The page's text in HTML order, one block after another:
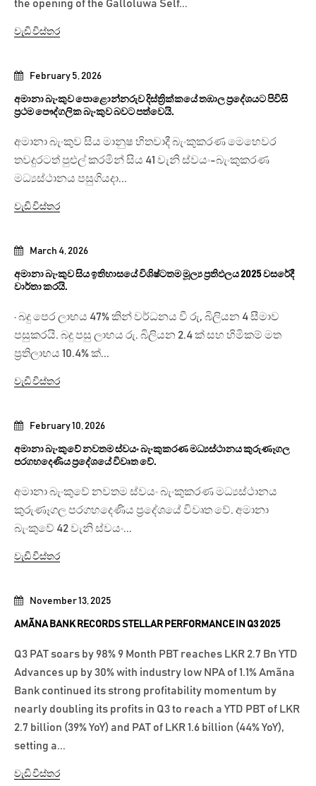
November 13, 2025
AMÃNA BANK RECORDS STELLAR PERFORMANCE IN Q3 2025
Q3 PAT soars by 98% 9 Month PBT reaches LKR 2.7 Bn YTD
Advances up by 30% with industry low NPA of 1.1% Amãna
Bank continued its strong profitability momentum by
nearly doubling its profits in Q3 to reach a YTD PBT of LKR
2.7 billion (39% YoY) and PAT of LKR 1.6 billion (44% YoY),
setting a...
වැඩි විස්තර
February 10, 2026
අමානා බැංකුවේ නවතම ස්වයං බැංකුකරණ මධ්‍යස්ථානය කුරුණෑගල
පරගහදෙණිය ප්‍රදේශයේ විවෘත වේ.
අමානා බැංකුවේ නවතම ස්වයං බැංකුකරණ මධ්‍යස්ථානය
කුරුණෑගල පරගහදෙණිය ප්‍රදේශයේ විවෘත වේ. අමානා
බැංකුවේ 42 වැනි ස්වයං...
වැඩි විස්තර
March 4, 2026
අමානා බැංකුව සිය ඉතිහාසයේ විශිෂ්ටතම මූල්‍ය ප්‍රතිඵලය 2025 වසරේදී
වාර්තා කරයි.
· බදු පෙර ලාභය 47% කින් වර්ධනය වී රු, බිලියන 4 සීමාව
පසුකරයි. බදු පසු ලාභය රු. බිලියන 2.4 ක් සහ හිමිකම් මත
ප්‍රතිලාභය 10.4% ක්...
වැඩි විස්තර
February 5, 2026
අමානා බැංකුව පොළොන්නරුව දිස්ත්‍රික්කයේ තඹාල ප්‍රදේශයට පිවිසි
ප්‍රථම පෞද්ගලික බැංකුව බවට පත්වෙයි.
අමානා බැංකුව සිය මානුෂ හිතවාදී බැංකුකරණ මෙහෙවර
තවදුරටත් පුළුල් කරමින් සිය 41 වැනි ස්වයං-බැංකුකරණ
මධ්‍යස්ථානය පසුගියදා...
වැඩි විස්තර
the opening of the Galloluwa Self...
වැඩි විස්තර